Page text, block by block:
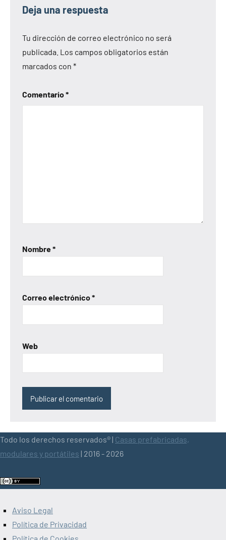
Deja una respuesta
Tu dirección de correo electrónico no será
publicada. Los campos obligatorios están
marcados con *
Comentario*
Nombre*
Correo electrónico*
Web
Todo los derechos reservados® | Casas prefabricadas,
modulares y portátiles | 2016 - 2026
Aviso Legal
Política de Privacidad